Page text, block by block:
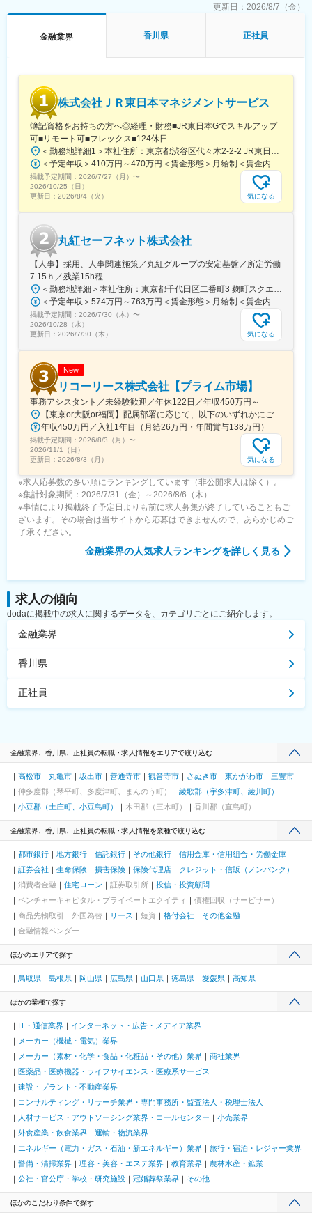
・M＆Aアドバイザリー
・サスティナビリティ関連コンサルティング
変更の範囲：当行業務全般 （詳細は、面談・面接時にご確認くだ
さい）
更新日： 2026/8/7（金）
金融業界 香川県 正社員
株式会社ＪＲ東日本マネジメントサービス
簿記資格をお持ちの方へ◎経理・財務■JR東日本Gでスキルアップ
可■リモート可■フレックス■124休日
＜勤務地詳細1＞本社住所：東京都渋谷区代々木2-2-2 JR東日本本社ビル9階受動喫煙対策：屋内全面禁煙＜勤務地詳細2＞東京都内オフィス住所：東京都23区内 受動喫煙対策：屋内全面禁煙変更の範囲：会社の定める事業所（リモートワーク含む）
＜予定年収＞410万円～470万円＜賃金形態＞月給制＜賃金内訳＞月額（基本給）：240,000円～250,000円＜月給＞240,000円～250,000円＜昇給有無＞有＜残業手当＞有＜給与補足＞※想定年収には残業月20Hも含めています■昇給：年1回■賞与：年2回(合計3.0ヶ月程度)※総合職：計6.0ヶ月程度■モデル年収総合職（課長）900万円総合職（マネージャー）630万円総合職（主任）520万円エリア（課員）410万円賃金はあくまでも目安の金額であり、選考を通じて上下する可能性があります。月給(月額)は固定手当を含めた表記です。
掲載予定期間： 2026/7/27（月） 〜
2026/10/25（日）
更新日： 2026/8/4（火） 気になる
丸紅セーフネット株式会社
【人事】採用、人事関連施策／丸紅グループの安定基盤／所定労働
7.15ｈ／残業15h程
＜勤務地詳細＞本社住所：東京都千代田区二番町3 麹町スクエア3F勤務地最寄駅：東京メトロ有楽町線／麹町駅受動喫煙対策：敷地内全面禁煙変更の範囲：会社の定める事業所（リモートワーク含む）
＜予定年収＞574万円～763万円＜賃金形態＞月給制＜賃金内訳＞月額（基本給）：285,000円～379,000円＜月給＞285,000円～379,000円＜昇給有無＞有＜残業手当＞有＜給与補足＞【賞与】（'26年度実績）6.6か月分支給【モデル年収例】622万円 入社5年目 (月給30万9千円＋賞与+月残業15時間)賃金はあくまでも目安の金額であり、選考を通じて上下する可能性があります。月給(月額)は固定手当を含めた表記です。
掲載予定期間： 2026/7/30（木） 〜
2026/10/28（水）
更新日： 2026/7/30（木） 気になる
New
リコーリース株式会社【プライム市場】
事務アシスタント／未経験歓迎／年休122日／年収450万円～
【東京or大阪or福岡】配属部署に応じて、以下のいずれかにご勤務いただきます。初期配属地は、ご希望の地域に配属いたします。■本社東京都港区東新橋1-5-2 汐留シティセンター19F☆JR・地下鉄各線 新橋駅より徒歩1分☆都営地下鉄大江戸線 汐留駅より徒歩1分■豊洲事業所東京都江東区東雲1-7-12 KDX豊洲グランスクエア7F☆東京メトロ有楽町線・ゆりかもめ 豊洲駅 徒歩12分☆りんかい線 東雲駅 徒歩12分※豊洲駅より「KDXグランスクエア行き無料シャトルバス」が運行しています。■関西支社大阪府大阪市北区堂島浜2-2-28 堂島アクシスビル12F☆地下鉄四ツ橋線・西梅田駅より徒歩10分・肥後橋駅 徒歩7分☆JR大阪駅 徒歩15分■九州支社福岡県福岡市博多区博多駅東2-10-35 博多プライムイースト3F☆JR博多駅より徒歩7分※受動喫煙対策有（屋内全面禁煙）
年収450万円／入社1年目（月給26万円・年間賞与138万円）
掲載予定期間： 2026/8/3（月） 〜
2026/11/1（日）
更新日： 2026/8/3（月） 気になる
※求人応募数の多い順にランキングしています（非公開求人は除く）。
※集計対象期間：2026/7/31（金）～2026/8/6（木）
※事情により掲載終了予定日よりも前に求人募集が終了していることもご
ざいます。その場合は当サイトから応募はできませんので、あらかじめご
了承ください。
金融業界の人気求人ランキングを詳しく見る
求人の傾向
dodaに掲載中の求人に関するデータを、カテゴリごとにご紹介します。
金融業界
香川県
正社員
金融業界、香川県、正社員の転職・求人情報をエリアで絞り込む
高松市 丸亀市 坂出市 善通寺市 観音寺市 さぬき市 東かがわ市
三豊市
仲多度郡（琴平町、多度津町、まんのう町）
綾歌郡（宇多津町、綾川町）
小豆郡（土庄町、小豆島町）
木田郡（三木町） 香川郡（直島町）
金融業界、香川県、正社員の転職・求人情報を業種で絞り込む
都市銀行 地方銀行 信託銀行 その他銀行
信用金庫・信用組合・労働金庫
証券会社
生命保険 損害保険 保険代理店
クレジット・信販（ノンバンク）
消費者金融
住宅ローン 証券取引所
投信・投資顧問
ベンチャーキャピタル・プライベートエクイティ
債権回収（サービサー）
商品先物取引
外国為替 リース 短資 格付会社
その他金融
金融情報ベンダー
ほかのエリアで探す
鳥取県 島根県 岡山県 広島県 山口県 徳島県 愛媛県 高知県
ほかの業種で探す
IT・通信業界
インターネット・広告・メディア業界
メーカー（機械・電気）業界
メーカー（素材・化学・食品・化粧品・その他）業界
商社業界
医薬品・医療機器・ライフサイエンス・医療系サービス
建設・プラント・不動産業界
コンサルティング・リサーチ業界・専門事務所・監査法人・税理士法人
人材サービス・アウトソーシング業界・コールセンター
小売業界
外食産業・飲食業界
運輸・物流業界
エネルギー（電力・ガス・石油・新エネルギー）業界
旅行・宿泊・レジャー業界
警備・清掃業界
理容・美容・エステ業界 教育業界
農林水産・鉱業
公社・官公庁・学校・研究施設
冠婚葬祭業界 その他
ほかのこだわり条件で探す